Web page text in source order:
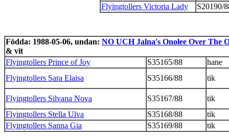
Flyingtollers Victoria Lady
S20190/
Födda: 1988-05-06, undan: NO UCH Jalna's Onolee Over The
& vit
Flyingtollers Prince of Joy
S35165/88
hane
Flyingtollers Sara Elaisa
S35166/88 tik
Flyingtollers Silvana Nova S35167/88
tik
Flyingtollers Stella Ulva
S35168/88
tik
Flyingtollers Sanna Gia
S35169/88 tik